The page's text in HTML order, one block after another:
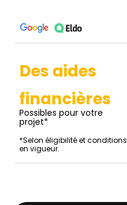
Des aides
financières
Possibles pour votre
projet*
*Selon éligibilité et conditions
en vigueur.